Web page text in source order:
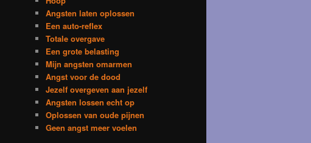
Angsten laten oplossen
Een auto-reflex
Totale overgave
Een grote belasting
Mijn angsten omarmen
Angst voor de dood
Jezelf overgeven aan jezelf
Angsten lossen echt op
Oplossen van oude pijnen
Geen angst meer voelen